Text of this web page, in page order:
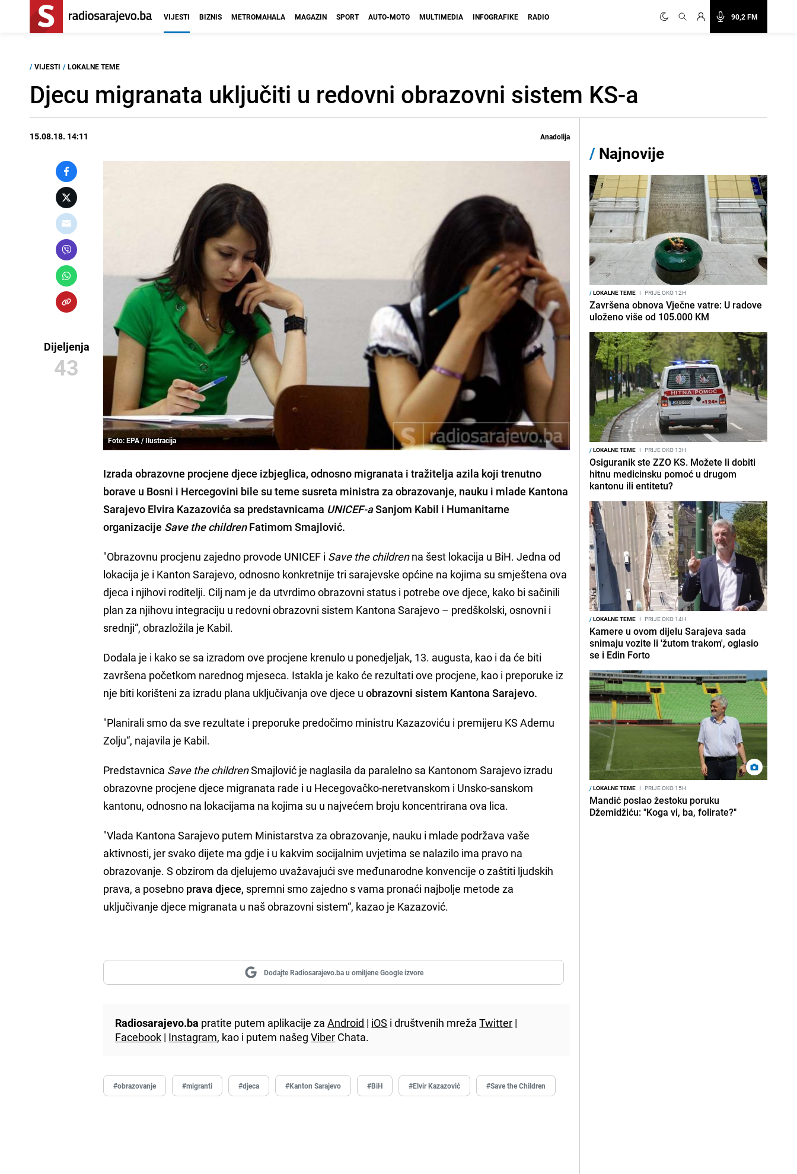
90,2 FM
VIJESTI BIZNIS METROMAHALA MAGAZIN SPORT AUTO-MOTO MULTIMEDIA INFOGRAFIKE RADIO
/ VIJESTI / LOKALNE TEME
Djecu migranata uključiti u redovni obrazovni sistem KS-a
15.08.18. 14:11 Anadolija
Dijeljenja
43
Foto: EPA / Ilustracija
Izrada obrazovne procjene djece izbjeglica, odnosno migranata i tražitelja azila koji trenutno
borave u Bosni i Hercegovini bile su teme susreta ministra za obrazovanje, nauku i mlade Kantona
Sarajevo Elvira Kazazovića sa predstavnicama UNICEF-aSanjom Kabil i Humanitarne
organizacije Save the childrenFatimom Smajlović.
"Obrazovnu procjenu zajedno provode UNICEF i Save the childrenna šest lokacija u BiH. Jedna od
lokacija je i Kanton Sarajevo, odnosno konkretnije tri sarajevske općine na kojima su smještena ova
djeca i njihovi roditelji. Cilj nam je da utvrdimo obrazovni status i potrebe ove djece, kako bi sačinili
plan za njihovu integraciju u redovni obrazovni sistem Kantona Sarajevo – predškolski, osnovni i
srednji“, obrazložila je Kabil.
Dodala je i kako se sa izradom ove procjene krenulo u ponedjeljak, 13. augusta, kao i da će biti
završena početkom narednog mjeseca. Istakla je kako će rezultati ove procjene, kao i preporuke iz
nje biti korišteni za izradu plana uključivanja ove djece u obrazovni sistem Kantona Sarajevo.
"Planirali smo da sve rezultate i preporuke predočimo ministru Kazazoviću i premijeru KS Ademu
Zolju“, najavila je Kabil.
Predstavnica Save the childrenSmajlović je naglasila da paralelno sa Kantonom Sarajevo izradu
obrazovne procjene djece migranata rade i u Hecegovačko-neretvanskom i Unsko-sanskom
kantonu, odnosno na lokacijama na kojima su u najvećem broju koncentrirana ova lica.
"Vlada Kantona Sarajevo putem Ministarstva za obrazovanje, nauku i mlade podržava vaše
aktivnosti, jer svako dijete ma gdje i u kakvim socijalnim uvjetima se nalazilo ima pravo na
obrazovanje. S obzirom da djelujemo uvažavajući sve međunarodne konvencije o zaštiti ljudskih
prava, a posebno prava djece, spremni smo zajedno s vama pronaći najbolje metode za
uključivanje djece migranata u naš obrazovni sistem“, kazao je Kazazović.
Dodajte Radiosarajevo.ba u omiljene Google izvore
Radiosarajevo.ba pratite putem aplikacije zaAndroid | iOS i društvenih mrežaTwitter |
Facebook | Instagram, kao i putem našegViber Chata.
#obrazovanje #migranti #djeca #Kanton Sarajevo #BiH #Elvir Kazazović #Save the Children
/ Najnovije
/LOKALNE TEME I PRIJE OKO 12H
Završena obnova Vječne vatre: U radove
uloženo više od 105.000 KM
/LOKALNE TEME I PRIJE OKO 13H
Osiguranik ste ZZO KS. Možete li dobiti
hitnu medicinsku pomoć u drugom
kantonu ili entitetu?
/LOKALNE TEME I PRIJE OKO 14H
Kamere u ovom dijelu Sarajeva sada
snimaju vozite li 'žutom trakom', oglasio
se i Edin Forto
/LOKALNE TEME I PRIJE OKO 15H
Mandić poslao žestoku poruku
Džemidžiću: "Koga vi, ba, folirate?"